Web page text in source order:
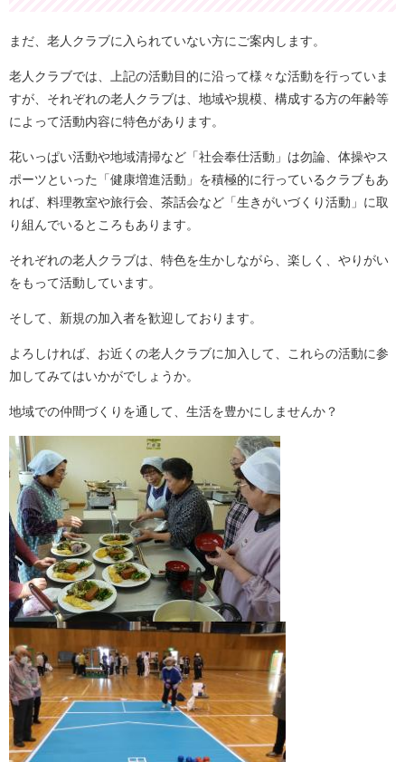
まだ、老人クラブに入られていない方にご案内します。
老人クラブでは、上記の活動目的に沿って様々な活動を行っていま
すが、それぞれの老人クラブは、地域や規模、構成する方の年齢等
によって活動内容に特色があります。
花いっぱい活動や地域清掃など「社会奉仕活動」は勿論、体操やス
ポーツといった「健康増進活動」を積極的に行っているクラブもあ
れば、料理教室や旅行会、茶話会など「生きがいづくり活動」に取
り組んでいるところもあります。
それぞれの老人クラブは、特色を生かしながら、楽しく、やりがい
をもって活動しています。
そして、新規の加入者を歓迎しております。
よろしければ、お近くの老人クラブに加入して、これらの活動に参
加してみてはいかがでしょうか。
地域での仲間づくりを通して、生活を豊かにしませんか？